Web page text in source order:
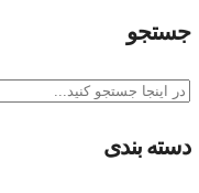
جستجو
دسته بندی